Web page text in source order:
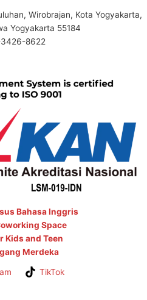
Wirobrajan, Kota Yogyakarta,
Yogyakarta 55184
8622
Bahasa Inggris
Space
Kids and Teen
Merdeka
TikTok